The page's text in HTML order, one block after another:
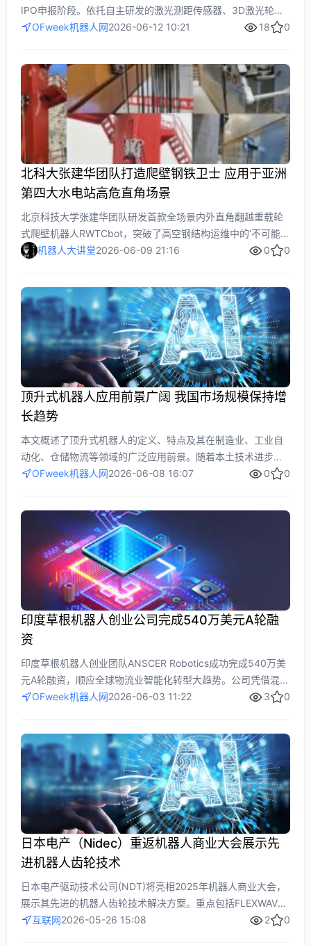
IPO申报阶段。依托自主研发的激光测距传感器、3D激光轮廓
传感器、绝对值多圈编码器等核心零部件，该公司立足工业自
持（小米、国投招商等）推动国产化替代进程，助力中国装备
制造自主创新。
OFweek机器人网2026-06-12 10:21 18 0
北科大张建华团队打造爬壁钢铁卫士 应用于亚洲
第四大水电站高危直角场景
北京科技大学张建华团队研发首款全场景内外直角翻越重载轮
式爬壁机器人RWTCbot，突破了高空钢结构运维中的‘不可能三
角’技术瓶颈。该机器人集成原创被动旋转关节、可升降辅助磁
空作业提供高效、安全的自动化解决方案。
机器人大讲堂2026-06-09 21:16 0 0
顶升式机器人应用前景广阔 我国市场规模保持增
长趋势
本文概述了顶升式机器人的定义、特点及其在制造业、工业自
动化、仓储物流等领域的广泛应用前景。随着本土技术进步和
政策支持，我国顶升式机器人市场持续增长，2025年市场规模
投资者和行业提供参考。
OFweek机器人网2026-06-08 16:07 0 0
印度草根机器人创业公司完成540万美元A轮融
资
印度草根机器人创业团队ANSCER Robotics成功完成540万美
元A轮融资，顺应全球物流业智能化转型大趋势。公司凭借混合
导航技术降低仓储改造成本，以RaaS租赁模式服务东南亚和北
新兴市场企业的创新突围潜力。
OFweek机器人网2026-06-03 11:22 3 0
日本电产（Nidec）重返机器人商业大会展示先
进机器人齿轮技术
日本电产驱动技术公司(NDT)将亮相2025年机器人商业大会，
展示其先进的机器人齿轮技术解决方案。重点包括FLEXWAVE
应变波减速机和KINEX摆线减速机，这些高精度传动技术专为
互联网2026-05-26 15:08 2 0